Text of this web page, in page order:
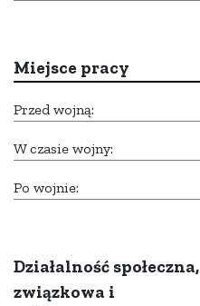
Miejsce pracy
Przed wojną:
W czasie wojny:
Po wojnie:
Działalność społeczna,
związkowa i